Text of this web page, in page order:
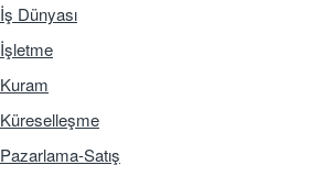
İş Dünyası
İşletme
Kuram
Küreselleşme
Pazarlama-Satış